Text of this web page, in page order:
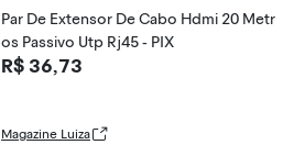
Par De Extensor De Cabo Hdmi 20 Metr
os Passivo Utp Rj45 - PIX
R$ 36,73
Magazine Luiza